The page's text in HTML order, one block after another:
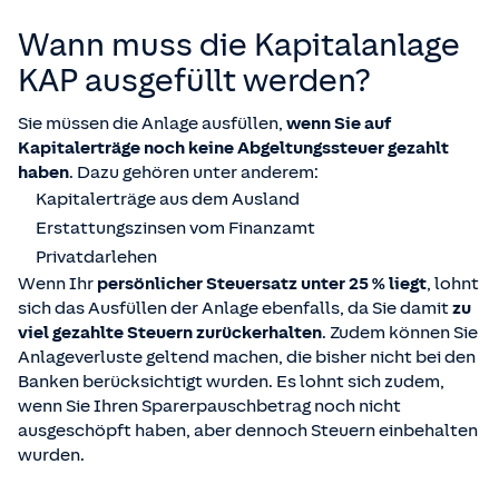
Wann muss die Kapitalanlage
KAP ausgefüllt werden?
Sie müssen die Anlage ausfüllen, wenn Sie auf
Kapitalerträge noch keine Abgeltungssteuer gezahlt
haben. Dazu gehören unter anderem:
Kapitalerträge aus dem Ausland
Erstattungszinsen vom Finanzamt
Privatdarlehen
Wenn Ihr persönlicher Steuersatz unter 25 % liegt, lohnt
sich das Ausfüllen der Anlage ebenfalls, da Sie damitzu
viel gezahlte Steuern zurückerhalten. Zudem können Sie
Anlageverluste geltend machen, die bisher nicht bei den
Banken berücksichtigt wurden. Es lohnt sich zudem,
wenn Sie Ihren Sparerpauschbetrag noch nicht
ausgeschöpft haben, aber dennoch Steuern einbehalten
wurden.